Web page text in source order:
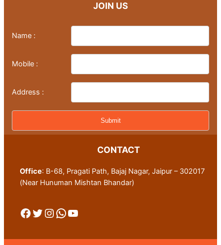
JOIN US
Name :
Mobile :
Address :
CONTACT
Office: B-68, Pragati Path, Bajaj Nagar, Jaipur – 302017
(Near Hunuman Mishtan Bhandar)
Facebook Twitter Instagram WhatsApp YouTube